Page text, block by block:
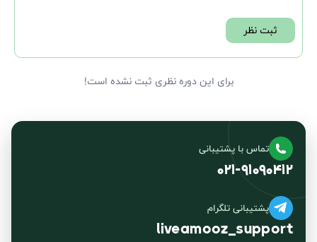
ثبت نظر
برای این دوره نظری ثبت نشده است!
تماس با پشتیبانی
۰۲۱-۹۱۰۹۰۴۱۲
پشتیبانی تلگرام
liveamooz_support